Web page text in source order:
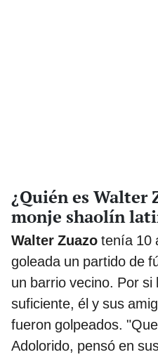
¿Quién es Walter
monje shaolín
Walter Zuazo tenía 10
goleada un partido de
un barrio vecino. Por
suficiente, él y sus
fueron golpeados.
Adolorido, pensó en